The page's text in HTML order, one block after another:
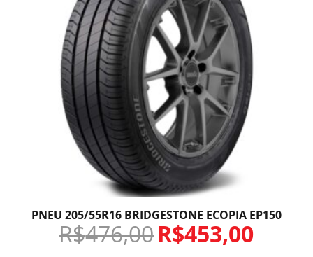
PNEU 205/55R16 BRIDGESTONE ECOPIA EP150
R$476,00R$453,00